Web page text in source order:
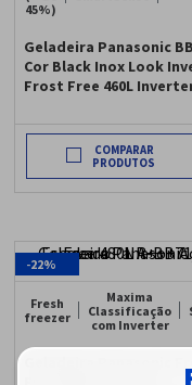
45%)
Geladeira Panasonic
Cor Black Inox Look
Frost Free 460L
COMPARAR
-22%
Fresh
freezer
Maxima
Classificação
com Inverter